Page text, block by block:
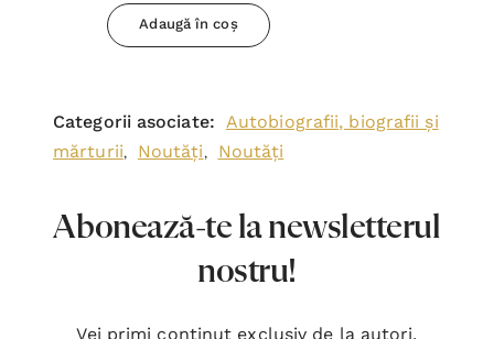
Adaugă în coș
Categorii asociate: Autobiografii, biografii și
mărturii, Noutăți, Noutăți
Abonează-te la newsletterul
nostru!
Vei primi conținut exclusiv de la autori,